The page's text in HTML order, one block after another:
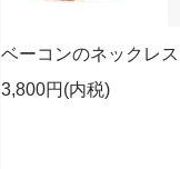
ベーコンのネックレス
3,800円(内税)